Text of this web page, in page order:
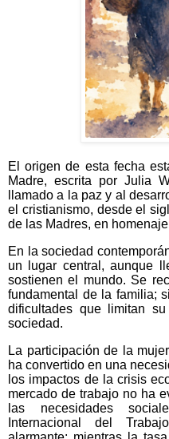
El origen de esta fecha
Madre, escrita por Julia
llamado a la paz y al
el cristianismo, desde el
de las Madres, en
En la sociedad
un lugar central, aunque
sostienen el mundo. Se
fundamental de la familia;
dificultades que limitan
sociedad.
La participación de la
ha convertido en una
los impactos de la crisis
mercado de trabajo no ha
las necesidades
Internacional del